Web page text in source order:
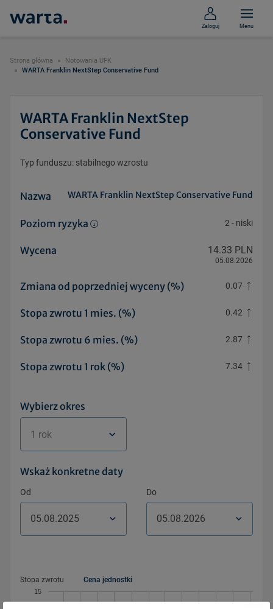
Zaloguj Menu
Strona główna
Notowania UFK
WARTA Franklin NextStep Conservative Fund
WARTA Franklin NextStep
Conservative Fund
Typ funduszu: stabilnego wzrostu
Nazwa WARTA Franklin NextStep Conservative Fund
Poziom ryzyka 2 - niski
Wycena 14.33 PLN
05.08.2026
Zmiana od poprzedniej wyceny (%) 0.07
Stopa zwrotu 1 mies. (%) 0.42
Stopa zwrotu 6 mies. (%) 2.87
Stopa zwrotu 1 rok (%) 7.34
Wybierz okres
1 rok
Wskaż konkretne daty
Od
28 30
4 5 6 7 8 9 10
Do
27 29 30
3 4 5 6 7 8 9
Stopa zwrotu Cena jednostki
15